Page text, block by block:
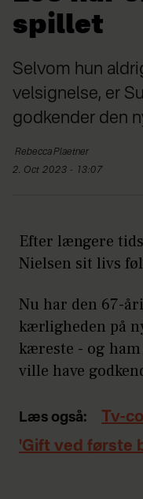
spillet
Selvom hun
velsignelse, er
godkender den
RebeccaPlaetner
2. Oct 2023 - 13:07
Efter længere
Nielsen sit livs
Nu har den 67-
kærligheden på
kæreste - og
ville have
Læs også:
Tv-
'Gift ved første